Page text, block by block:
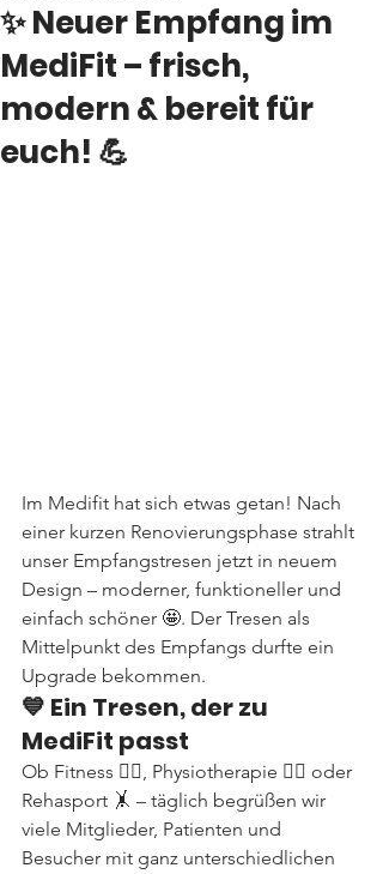
✨ Neuer Empfang im
MediFit – frisch,
modern & bereit für
euch! 💪
Im Medifit hat sich etwas getan! Nach
einer kurzen Renovierungsphase strahlt
unser Empfangstresen jetzt in neuem
Design – moderner, funktioneller und
einfach schöner 🤩. Der Tresen als
Mittelpunkt des Empfangs durfte ein
Upgrade bekommen.
💙 Ein Tresen, der zu
MediFit passt
Ob Fitness 🏋️‍♂️, Physiotherapie 💆‍♂️ oder
Rehasport 🤸 – täglich begrüßen wir
viele Mitglieder, Patienten und
Besucher mit ganz unterschiedlichen